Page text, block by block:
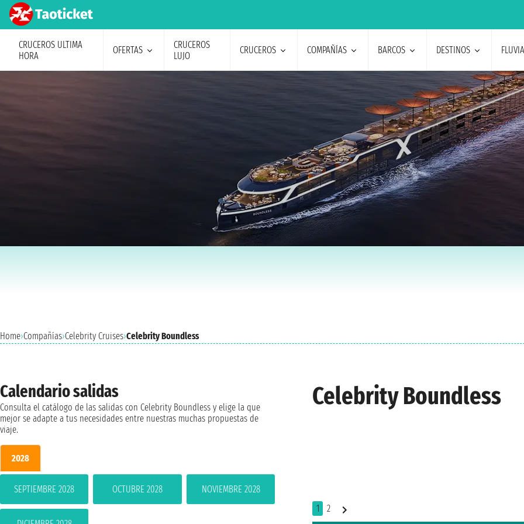
CRUCEROS ULTIMA
HORA
OFERTAS
CRUCEROS
LUJO
CRUCEROS COMPAÑÍAS BARCOS DESTINOS
Home›Compañías›Celebrity Cruises›Celebrity Boundless
Celebrity Boundless
1 2
Calendario salidas
Consulta el catálogo de las salidas con Celebrity Boundless y elige la que
mejor se adapte a tus necesidades entre nuestras muchas propuestas de
viaje.
2028
SEPTIEMBRE 2028 OCTUBRE 2028 NOVIEMBRE 2028